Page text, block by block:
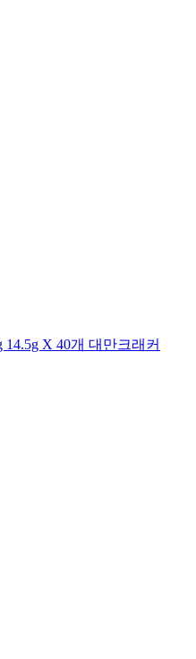
X 40개 대만크래커